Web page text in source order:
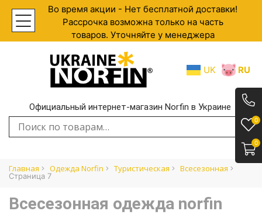
Во время акции - Нет бесплатной доставки!
Рассрочка возможна только на часть
товаров. Уточняйте у менеджера
UK RU
Официальный интернет-магазин Norfin в Украине
Искать:
Главная Одежда Norfin Туристическая Всесезонная
Страница 7
0
0
Всесезонная одежда norfin